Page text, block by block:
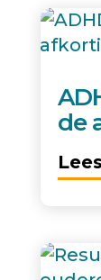
de